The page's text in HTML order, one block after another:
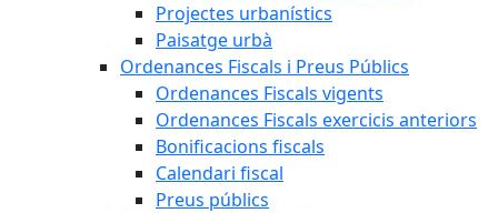
Projectes urbanístics
Paisatge urbà
Ordenances Fiscals i Preus Públics
Ordenances Fiscals vigents
Ordenances Fiscals exercicis anteriors
Bonificacions fiscals
Calendari fiscal
Preus públics